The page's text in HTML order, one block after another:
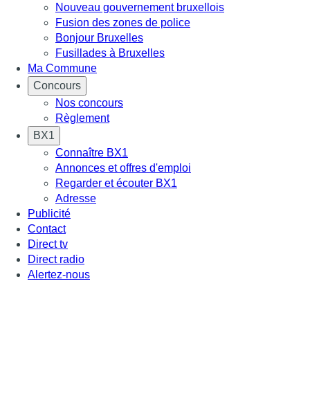
Nouveau gouvernement bruxellois
Fusion des zones de police
Bonjour Bruxelles
Fusillades à Bruxelles
Ma Commune
Concours
Nos concours
Règlement
BX1
Connaître BX1
Annonces et offres d'emploi
Regarder et écouter BX1
Adresse
Publicité
Contact
Direct tv
Direct radio
Alertez-nous